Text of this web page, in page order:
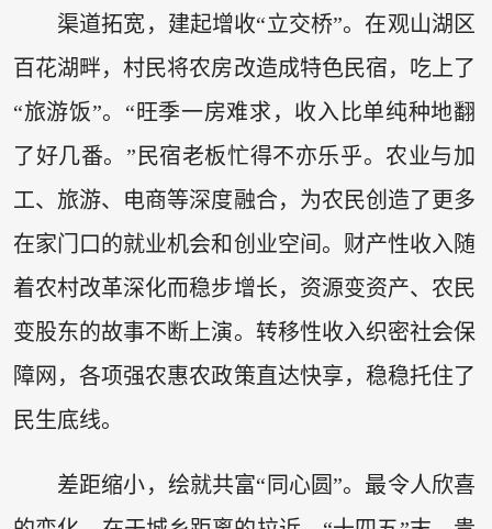
渠道拓宽，建起增收“立交桥”。在观山湖区
百花湖畔，村民将农房改造成特色民宿，吃上了
“旅游饭”。“旺季一房难求，收入比单纯种地翻
了好几番。”民宿老板忙得不亦乐乎。农业与加
工、旅游、电商等深度融合，为农民创造了更多
在家门口的就业机会和创业空间。财产性收入随
着农村改革深化而稳步增长，资源变资产、农民
变股东的故事不断上演。转移性收入织密社会保
障网，各项强农惠农政策直达快享，稳稳托住了
民生底线。
差距缩小，绘就共富“同心圆”。最令人欣喜